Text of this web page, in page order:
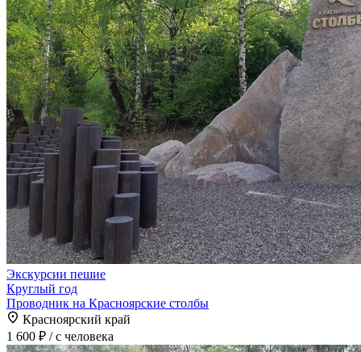
Экскурсии пешие
Круглый год
Проводник на Красноярские столбы
Красноярский край
1 600 ₽ / с человека